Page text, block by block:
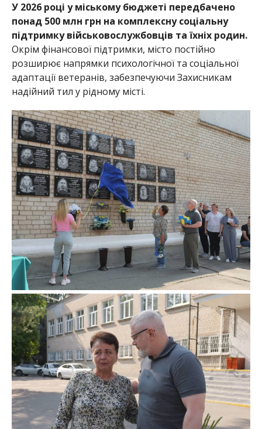
У 2026 році у міському бюджеті передбачено
понад 500 млн грн на комплексну соціальну
підтримку військовослужбовців та їхніх родин.
Окрім фінансової підтримки, місто постійно
розширює напрямки психологічної та соціальної
адаптації ветеранів, забезпечуючи Захисникам
надійний тил у рідному місті.